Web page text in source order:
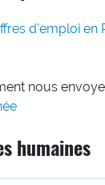
d’emploi en
nous
humaines